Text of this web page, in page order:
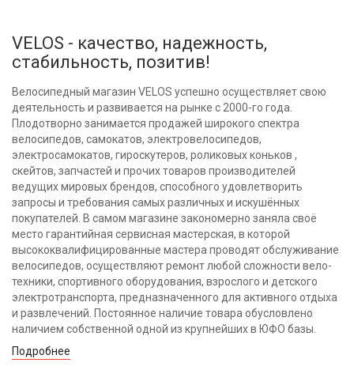
VELOS - качество, надежность,
стабильность, позитив!
Велосипедный магазин VELOS успешно осуществляет свою
деятельность и развивается на рынке с 2000-го года.
Плодотворно занимается продажей широкого спектра
велосипедов, самокатов, электровелосипедов,
электросамокатов, гироскутеров, роликовых коньков ,
скейтов, запчастей и прочих товаров производителей
ведущих мировых брендов, способного удовлетворить
запросы и требования самых различных и искушённых
покупателей. В самом магазине закономерно заняла своё
место гарантийная сервисная мастерская, в которой
высококвалифицированные мастера проводят обслуживание
велосипедов, осуществляют ремонт любой сложности вело-
техники, спортивного оборудования, взрослого и детского
электротранспорта, предназначенного для активного отдыха
и развлечений. Постоянное наличие товара обусловлено
наличием собственной одной из крупнейших в ЮФО базы.
Подробнее